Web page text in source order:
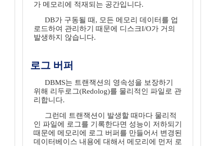
가 메모리에 적재되는 공간입니다.
DB가 구동될 때, 모든 메모리 데이터를 업
로드하여 관리하기 때문에 디스크I/O가 거의
발생하지 않습니다.
로그 버퍼
DBMS는 트랜잭션의 영속성을 보장하기
위해 리두로그(Redolog)를 물리적인 파일로 관
리합니다.
그런데 트랜잭션이 발생할 때마다 물리적
인 파일에 로그를 기록한다면 성능이 저하되기
때문에 메모리에 로그 버퍼를 만들어서 변경된
데이터베이스 내용에 대해서 메모리에 먼저 로